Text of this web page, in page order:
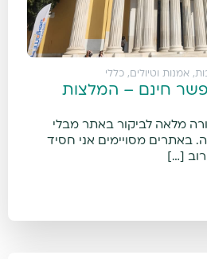
אמנות וטיולים , כללי
חינם – המלצות
מלאה לביקור באתר מבלי
באתרים מסויימים אני חסיד
[…]